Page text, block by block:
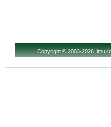
Copyright© 2003-2026